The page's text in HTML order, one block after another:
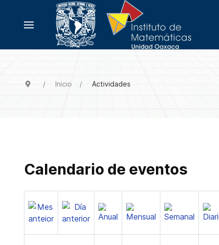
Inicio Actividades
Calendario de eventos